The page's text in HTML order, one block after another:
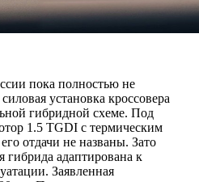
пока полностью не
установка кроссовера
гибридной схеме. Под
1.5 TGDI с термическим
отдачи не названы. Зато
гибрида адаптирована к
Заявленная